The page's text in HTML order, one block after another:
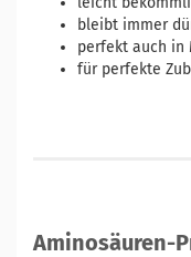
bleibt immer
perfekt auch in
für perfekte
Aminosäuren-